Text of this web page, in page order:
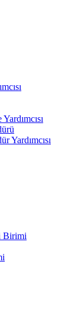
Yardımcısı
Birimi